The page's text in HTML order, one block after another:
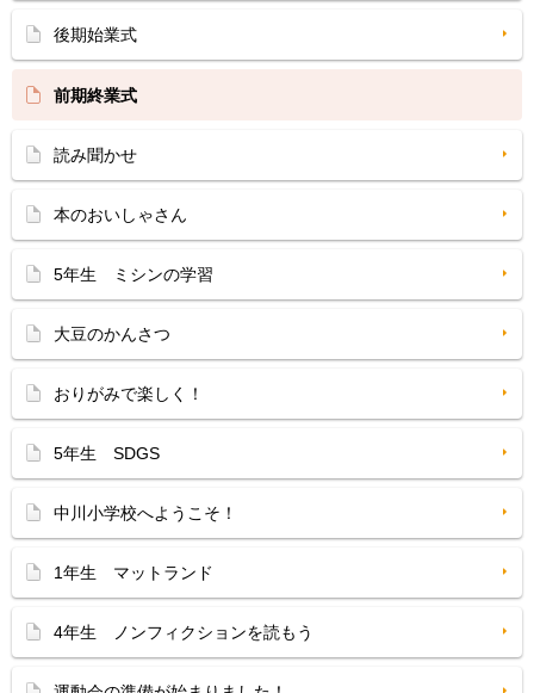
後期始業式
前期終業式
読み聞かせ
本のおいしゃさん
5年生 ミシンの学習
大豆のかんさつ
おりがみで楽しく！
5年生 SDGS
中川小学校へようこそ！
1年生 マットランド
4年生 ノンフィクションを読もう